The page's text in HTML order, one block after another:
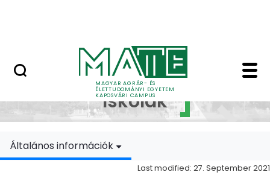
MAGYAR AGRÁR- ÉS
ÉLETTUDOMÁNYI EGYETEM
KAPOSVÁRI CAMPUS
Doktori Iskolák -
Doktori
Iskolák
Általános információk
Last modified: 27. September 2021